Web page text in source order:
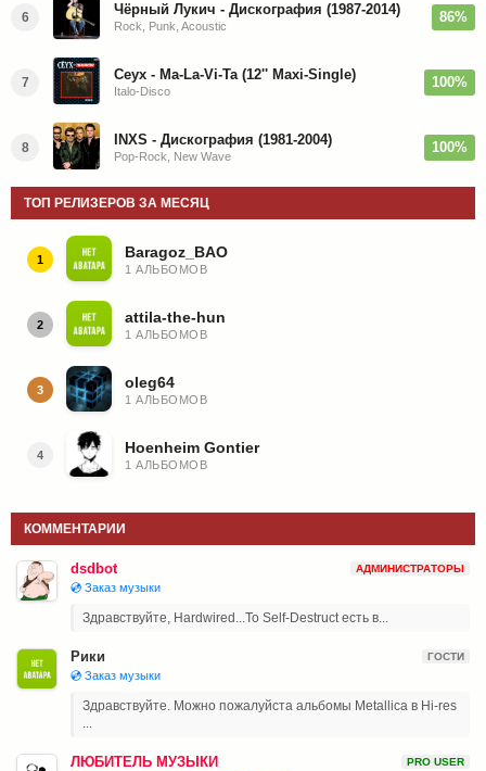
6 Чёрный Лукич - Дискография (1987-2014)
Rock, Punk, Acoustic
86%
7 Ceyx - Ma-La-Vi-Ta (12'' Maxi-Single)
Italo-Disco
100%
8 INXS - Дискография (1981-2004)
Pop-Rock, New Wave
100%
ТОП РЕЛИЗЕРОВ ЗА МЕСЯЦ
1 Baragoz_BAO
1 АЛЬБОМОВ
2 attila-the-hun
1 АЛЬБОМОВ
3 oleg64
1 АЛЬБОМОВ
4 Hoenheim Gontier
1 АЛЬБОМОВ
КОММЕНТАРИИ
dsdbot АДМИНИСТРАТОРЫ
💿 Заказ музыки
Здравствуйте, Hardwired...To Self-Destruct есть в...
Рики ГОСТИ
💿 Заказ музыки
Здравствуйте. Можно пожалуйста альбомы Metallica в Hi-res
ЛЮБИТЕЛЬ МУЗЫКИ PRO USER